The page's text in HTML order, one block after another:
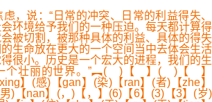
说：“日常的冲突、日常的利益得失、
环境给予我们的一种压迫。每天都计算得
被切割，被那种具体的利益、具体的得失
生命放在更大的一个空间当中去体会生活
很小。历史是一个宏大的进程，我们的生
个壮丽的世界。”︻( )【 】( )【 】
】(感)【gan】(染)【ran】(者)【zhe】
)【nan】(，)【，】(6)【6】(3)【3】(岁)